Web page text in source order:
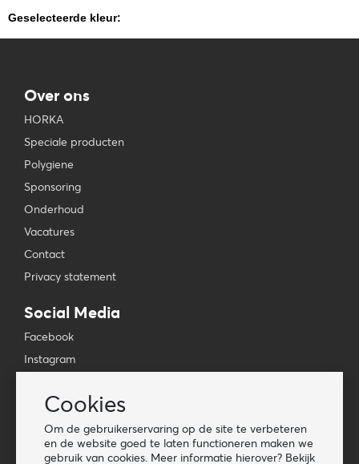
Cookies
Om de gebruikerservaring op de site te verbeteren
en de website goed te laten functioneren maken we
gebruik van cookies. Meer informatie hierover? Bekijk
Geselecteerde kleur:
Over ons
HORKA
Speciale producten
Polygiene
Sponsoring
Onderhoud
Vacatures
Contact
Privacy statement
Social Media
Facebook
Instagram
TikTok
Tools